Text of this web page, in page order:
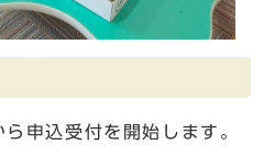
申込受付を開始します。